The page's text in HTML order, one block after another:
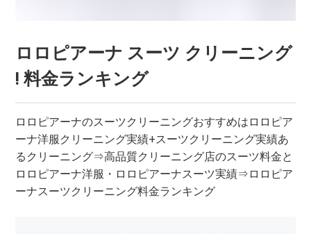
ロロピアーナ スーツ クリーニング
! 料金ランキング
ロロピアーナのスーツクリーニングおすすめはロロピア
ーナ洋服クリーニング実績+スーツクリーニング実績あ
るクリーニング⇒高品質クリーニング店のスーツ料金と
ロロピアーナ洋服・ロロピアーナスーツ実績⇒ロロピア
ーナスーツクリーニング料金ランキング